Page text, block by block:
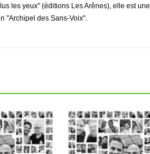
les yeux" (éditions Les Arênes), elle est une
"Archipel des Sans-Voix".